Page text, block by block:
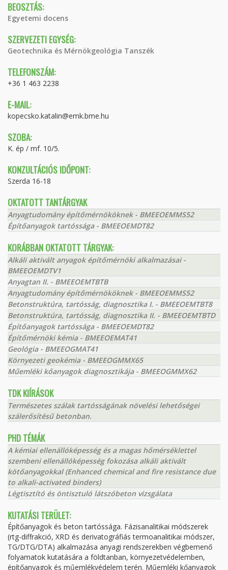
BEOSZTÁS:
Egyetemi docens
SZERVEZETI EGYSÉG:
Geotechnika és Mérnökgeológia Tanszék
TELEFONSZÁM:
+36 1 463 2238
E-MAIL:
kopecsko.katalin@emk.bme.hu
SZOBA:
K. ép / mf. 10/5.
KONZULTÁCIÓS IDŐPONT:
Szerda 16-18
OKTATOTT TANTÁRGYAK
Anyagtudomány építőmérnököknek - BMEEOEMMS52
Építőanyagok tartóssága - BMEEOEMDT82
KORÁBBAN OKTATOTT TÁRGYAK:
Alkáli aktivált anyagok építőmérnöki alkalmazásai -
BMEEOEMDTV1
Anyagtan II. - BMEEOEMTBTB
Anyagtudomány építőmérnököknek - BMEEOEMMS52
Betonstruktúra, tartósság, diagnosztika I. - BMEEOEMTBT8
Betonstruktúra, tartósság, diagnosztika II. - BMEEOEMTBTD
Építőanyagok tartóssága - BMEEOEMDT82
Építőmérnöki kémia - BMEEOEMAT41
Geológia - BMEEOGMAT41
Környezeti geokémia - BMEEOGMMX65
Műemléki kőanyagok diagnosztikája - BMEEOGMMX62
TDK KIÍRÁSOK
Természetes szálak tartósságának növelési lehetőségei
szálerősítésű betonban.
PHD TÉMÁK
A kémiai ellenállóképesség és a magas hőmérséklettel
szembeni ellenállóképesség fokozása alkáli aktivált
kötőanyagokkal (Enhanced chemical and fire resistance due
to alkali-activated binders)
Légtisztító és öntisztuló látszóbeton vizsgálata
KUTATÁSI TERÜLET:
Építőanyagok és beton tartóssága. Fázisanalitikai módszerek
(rtg-diffrakció, XRD és derivatográfiás termoanalitikai módszer,
TG/DTG/DTA) alkalmazása anyagi rendszerekben végbemenő
folyamatok kutatására a földtanban, környezetvédelemben,
építőanyagok és műemlékvédelem terén. Műemléki kőanyagok